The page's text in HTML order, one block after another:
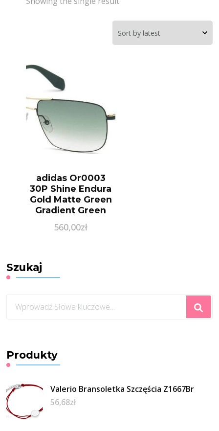
adidas Or0003
30P Shine Endura
Gold Matte Green
Gradient Green
560,00zł
Szukaj
czegoś?
Produkty
Valerio Bransoletka Szczęścia Z1667Br
56,68zł